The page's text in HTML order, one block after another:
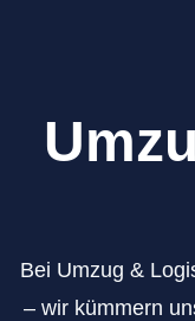
Bei Umzug &
– wir kümmern